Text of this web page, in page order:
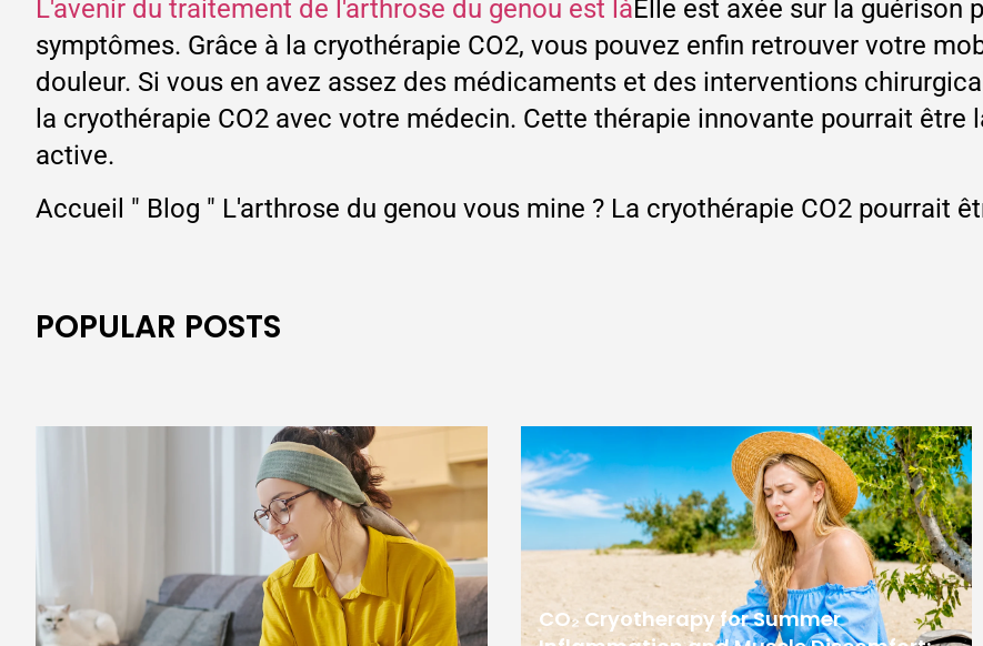
L'avenir du traitement de l'arthrose du genou est làElle est axée sur la guérison
symptômes. Grâce à la cryothérapie CO2, vous pouvez enfin retrouver votre
douleur. Si vous en avez assez des médicaments et des interventions
la cryothérapie CO2 avec votre médecin. Cette thérapie innovante pourrait
active.
Accueil " Blog " L'arthrose du genou vous mine ? La cryothérapie CO2 pourrait
POPULAR POSTS
CO₂ Cryotherapy for Summer